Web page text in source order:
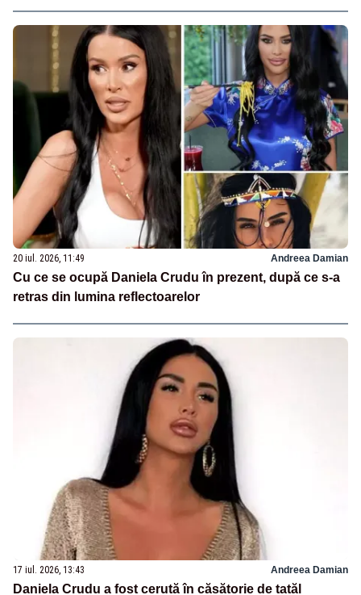
20 iul. 2026, 11:49 Andreea Damian
Cu ce se ocupă Daniela Crudu în prezent, după ce s-a
retras din lumina reflectoarelor
17 iul. 2026, 13:43 Andreea Damian
Daniela Crudu a fost cerută în căsătorie de tatăl